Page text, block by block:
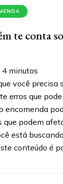
te conta
4 minutos
você
erros que
encomenda
podem
está
conteúdo é